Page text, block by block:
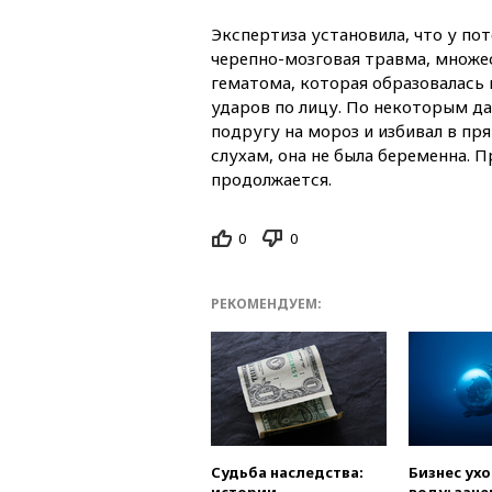
Экспертиза установила, что у
черепно-мозговая травма,
гематома, которая образовалась
ударов по лицу. По некоторым
подругу на мороз и избивал в
слухам, она не была беременна.
продолжается.
0 0
РЕКОМЕНДУЕМ:
Судьба наследства:
Бизнес